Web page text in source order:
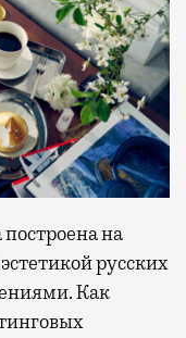
на
русских
Как